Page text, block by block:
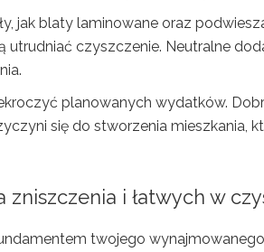
jak blaty laminowane oraz
czyszczenie. Neutralne
planowanych wydatków.
się do stworzenia mieszkania,
i łatwych w
twojego